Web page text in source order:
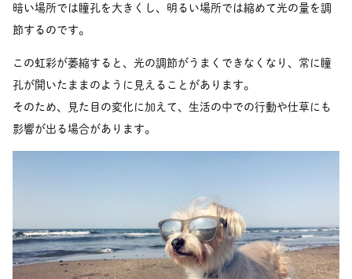
暗い場所では瞳孔を大きくし、明るい場所では縮めて光の量を調
節するのです。
この虹彩が萎縮すると、光の調節がうまくできなくなり、常に瞳
孔が開いたままのように見えることがあります。
そのため、見た目の変化に加えて、生活の中での行動や仕草にも
影響が出る場合があります。